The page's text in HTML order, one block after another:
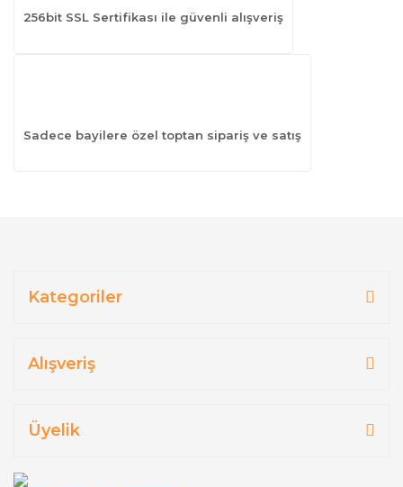
256bit SSL Sertifikası ile güvenli alışveriş
Sadece bayilere özel toptan sipariş ve satış
Kategoriler
Alışveriş
Üyelik